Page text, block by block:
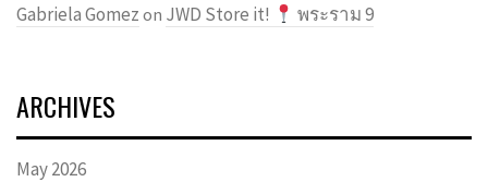
Gabriela Gomez on JWD Store it! พระราม 9
ARCHIVES
May 2026